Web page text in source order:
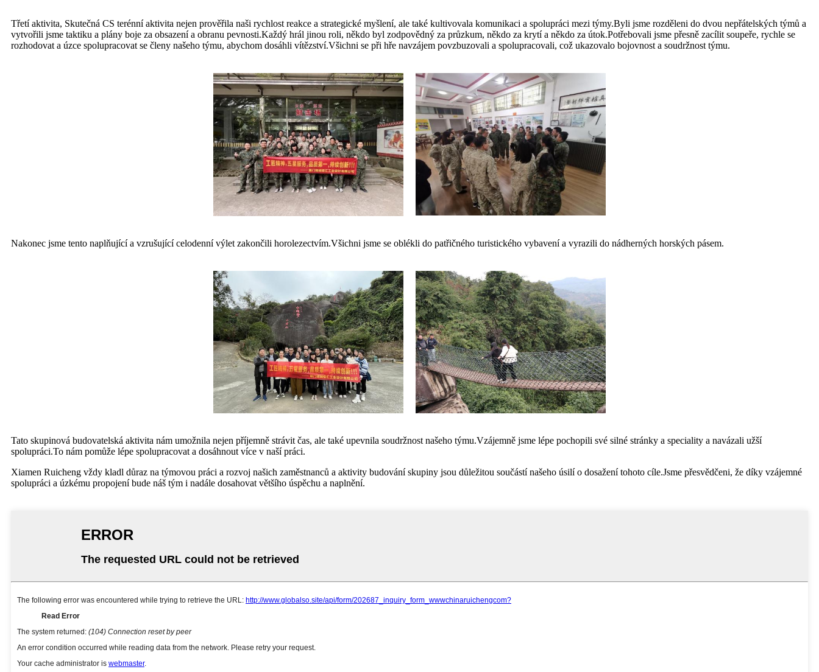
Třetí aktivita, Skutečná CS terénní aktivita nejen prověřila naši rychlost reakce a strategické myšlení, ale také kultivovala komunikaci a spolupráci mezi týmy.Byli jsme rozděleni do dvou nepřátelských týmů a
vytvořili jsme taktiku a plány boje za obsazení a obranu pevnosti.Každý hrál jinou roli, někdo byl zodpovědný za průzkum, někdo za krytí a někdo za útok.Potřebovali jsme přesně zacílit soupeře, rychle se
rozhodovat a úzce spolupracovat se členy našeho týmu, abychom dosáhli vítězství.Všichni se při hře navzájem povzbuzovali a spolupracovali, což ukazovalo bojovnost a soudržnost týmu.
Nakonec jsme tento naplňující a vzrušující celodenní výlet zakončili horolezectvím.Všichni jsme se oblékli do patřičného turistického vybavení a vyrazili do nádherných horských pásem.
Tato skupinová budovatelská aktivita nám umožnila nejen příjemně strávit čas, ale také upevnila soudržnost našeho týmu.Vzájemně jsme lépe pochopili své silné stránky a speciality a navázali užší
spolupráci.To nám pomůže lépe spolupracovat a dosáhnout více v naší práci.
Xiamen Ruicheng vždy kladl důraz na týmovou práci a rozvoj našich zaměstnanců a aktivity budování skupiny jsou důležitou součástí našeho úsilí o dosažení tohoto cíle.Jsme přesvědčeni, že díky vzájemné
spolupráci a úzkému propojení bude náš tým i nadále dosahovat většího úspěchu a naplnění.